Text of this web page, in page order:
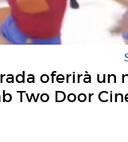
oferirà un
Two Door